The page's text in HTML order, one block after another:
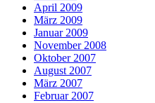
April 2009
März 2009
Januar 2009
November 2008
Oktober 2007
August 2007
März 2007
Februar 2007